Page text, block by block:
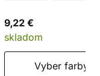
Čierna
Hnedá
Žltá
Tyrkysová
9,22 €
skladom
Vyber farby